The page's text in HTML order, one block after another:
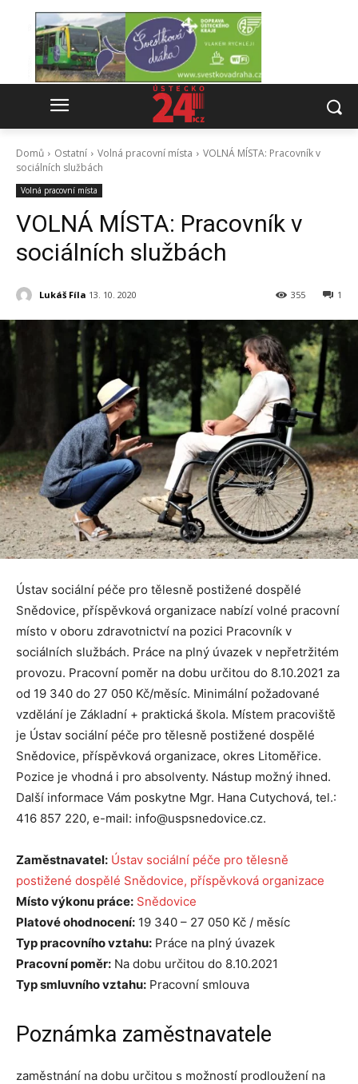
Domů Ostatní Volná pracovní místa
VOLNÁ MÍSTA: Pracovník v
sociálních službách
Volná pracovní místa
VOLNÁ MÍSTA: Pracovník v
sociálních službách
Lukáš Fíla 13. 10. 2020 1
355
Ústav sociální péče pro tělesně postižené dospělé
Snědovice, příspěvková organizace nabízí volné pracovní
místo v oboru zdravotnictví na pozici Pracovník v
sociálních službách. Práce na plný úvazek v nepřetržitém
provozu. Pracovní poměr na dobu určitou do 8.10.2021 za
od 19 340 do 27 050 Kč/měsíc. Minimální požadované
vzdělání je Základní + praktická škola. Místem pracoviště
je Ústav sociální péče pro tělesně postižené dospělé
Snědovice, příspěvková organizace, okres Litoměřice.
Pozice je vhodná i pro absolventy. Nástup možný ihned.
Další informace Vám poskytne Mgr. Hana Cutychová, tel.:
416 857 220, e-mail: info@uspsnedovice.cz.
Zaměstnavatel: Ústav sociální péče pro tělesně
postižené dospělé Snědovice, příspěvková organizace
Místo výkonu práce: Snědovice
Platové ohodnocení: 19 340 – 27 050 Kč / měsíc
Typ pracovního vztahu: Práce na plný úvazek
Pracovní poměr: Na dobu určitou do 8.10.2021
Typ smluvního vztahu: Pracovní smlouva
Poznámka zaměstnavatele
zaměstnání na dobu určitou s možností prodloužení na